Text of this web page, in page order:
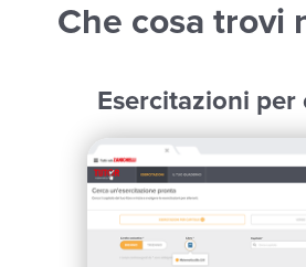
Che cosa trovi
Esercitazioni per